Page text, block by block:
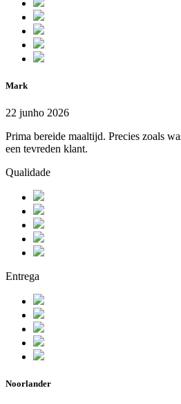
Mark
22 junho 2026
Prima bereide maaltijd. Precies zoals
een tevreden klant.
Qualidade
Entrega
Noorlander